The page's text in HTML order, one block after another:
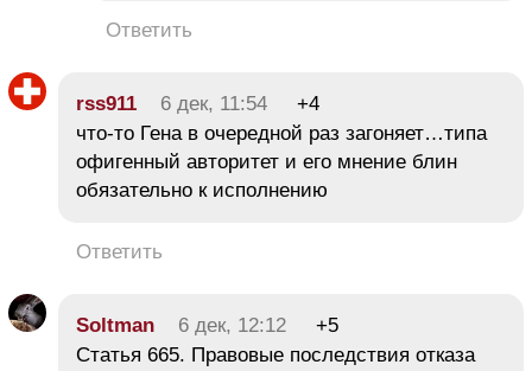
Ответить
rss911 6 дек, 11:54
+4
что-то Гена в очередной раз загоняет…типа
офигенный авторитет и его мнение блин
обязательно к исполнению
Ответить
Soltman 6 дек, 12:12
+5
Статья 665. Правовые последствия отказа